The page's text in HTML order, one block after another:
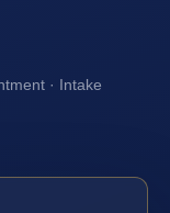
· Intake